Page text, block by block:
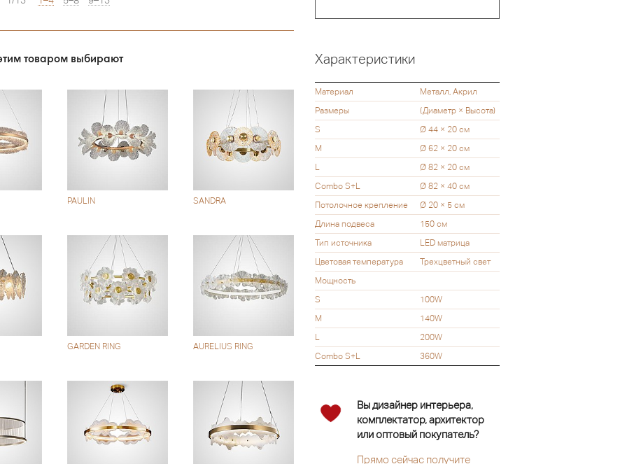
товаром выбирают
PAULIN SANDRA
GARDEN RING AURELIUS RING
Характеристики
Материал
Металл, Акрил
Размеры
(Диаметр × Высота)
S
Ø 44 × 20 см
M
Ø 62 × 20 см
L
Ø 82 × 20 см
Combo S+L
Ø 82 × 40 см
Потолочное крепление
Ø 20 × 5 см
Длина подвеса
150 см
Тип источника
LED матрица
Цветовая температура
Трехцветный свет
Мощность
S
100W
M
140W
L
200W
Combo S+L
360W
Вы дизайнер интерьера,
комплектатор, архитектор
или оптовый покупатель?
Прямо сейчас получите